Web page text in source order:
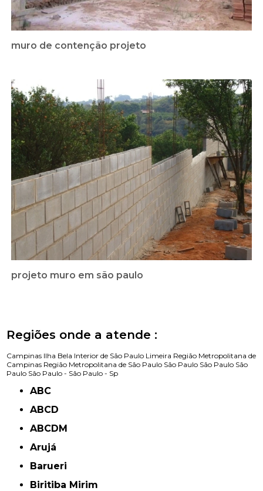
muro de contenção projeto
projeto muro em são paulo
Regiões onde a atende :
Campinas Ilha Bela Interior de São Paulo Limeira Região Metropolitana de
Campinas Região Metropolitana de São Paulo São Paulo São Paulo São
Paulo São Paulo - São Paulo - Sp
ABC
ABCD
ABCDM
Arujá
Barueri
Biritiba Mirim